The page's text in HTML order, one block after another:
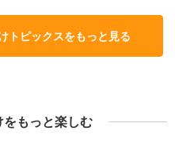
トピックスをもっと見る
もっと楽しむ